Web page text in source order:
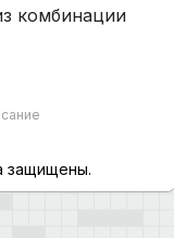
комбинации
защищены.